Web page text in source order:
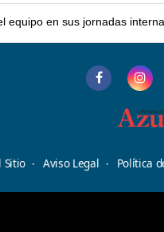
equipo en sus jornadas
Sitio Aviso Legal Política